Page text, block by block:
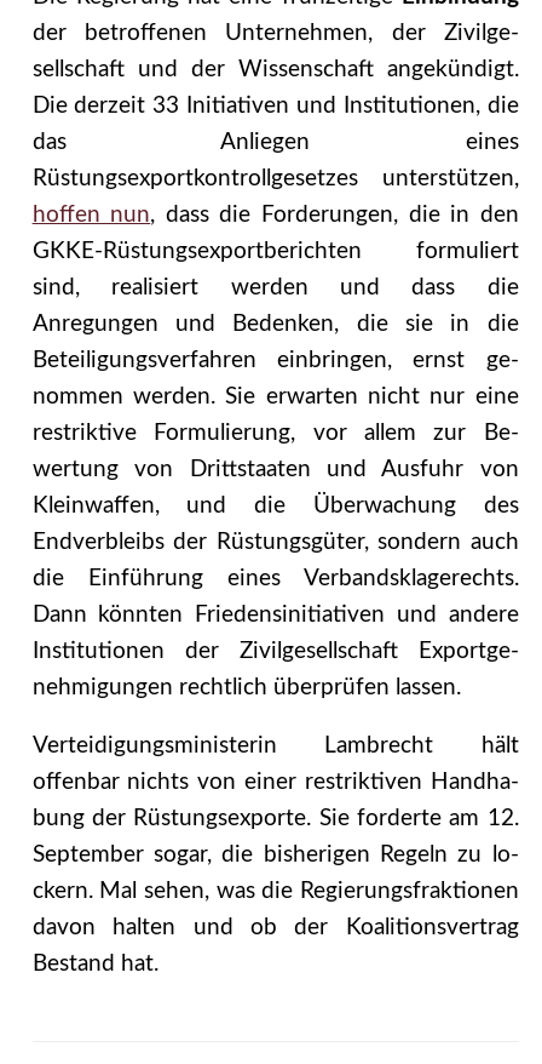
der betroffenen Unternehmen, der Zivilge­
sellschaft und der Wissenschaft angekündigt.
Die derzeit 33 Initiativen und Institutionen, die
das Anliegen eines
Rüstungsexportkontrollgesetzes unterstützen,
hoffen nun, dass die Forderungen, die in den
GKKE-Rüstungsexportberichten formuliert
sind, realisiert werden und dass die
Anregungen und Bedenken, die sie in die
Beteiligungsverfahren einbringen, ernst ge­
nommen werden. Sie erwarten nicht nur eine
restriktive Formulierung, vor allem zur Be­
wertung von Drittstaaten und Ausfuhr von
Kleinwaffen, und die Überwachung des
Endver­bleibs der Rüstungsgüter, sondern auch
die Einführung eines Verbandsklagerechts.
Dann könnten Friedensinitiativen und andere
Institutionen der Zivilgesellschaft Exportge­
nehmigungen rechtlich überprüfen lassen.
Verteidigungsministerin Lambrecht hält
offenbar nichts von einer restriktiven Handha­
bung der Rüstungsexporte. Sie forderte am 12.
September sogar, die bisherigen Regeln zu lo­
ckern. Mal sehen, was die Regierungsfraktionen
davon halten und ob der Koalitionsvertrag
Bestand hat.